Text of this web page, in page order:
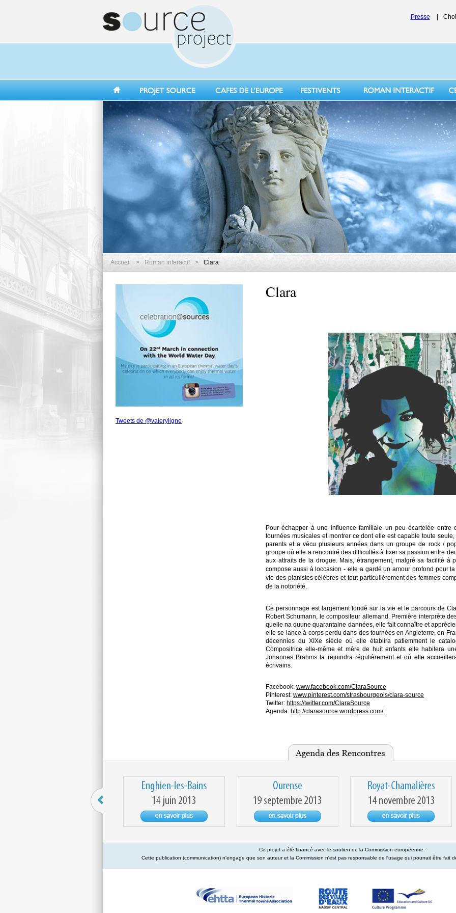
Presse
Accueil > Roman interactif > Clara
Tweets de @valeryligne
Clara
Pour échapper à une influence familiale un peu écartelée entre
tournées musicales et montrer ce dont elle est capable toute
parents et a vécu plusieurs années dans un groupe de rock /
groupe où elle a rencontré des difficultés à fixer sa passion entre
aux attraits de la drogue. Mais, étrangement, malgré sa facilité à
compose aussi à loccasion - elle a gardé un amour profond pour
vie des pianistes célèbres et tout particulièrement des femmes
de la notoriété.
Ce personnage est largement fondé sur la vie et le parcours de
Robert Schumann, le compositeur allemand. Première interprète
quelle na quune quarantaine dannées, elle fait connaître et
elle se lance à corps perdu dans des tournées en Angleterre, en
décennies du XIXe siècle où elle établira patiemment le
Compositrice elle-même et mère de huit enfants elle habitera
Johannes Brahms la rejoindra régulièrement et où elle
écrivains.
Facebook: www.facebook.com/ClaraSource
Pinterest: www.pinterest.com/strasbourgeois/clara-source
Twitter: https://twitter.com/ClaraSource
Agenda: http://clarasource.wordpress.com/
Ce projet a été financé avec le soutien de la Commission européenne.
Cette publication (communication) n'engage que son auteur et la Commission n'est pas responsable de l'usage qui pourrait être fait